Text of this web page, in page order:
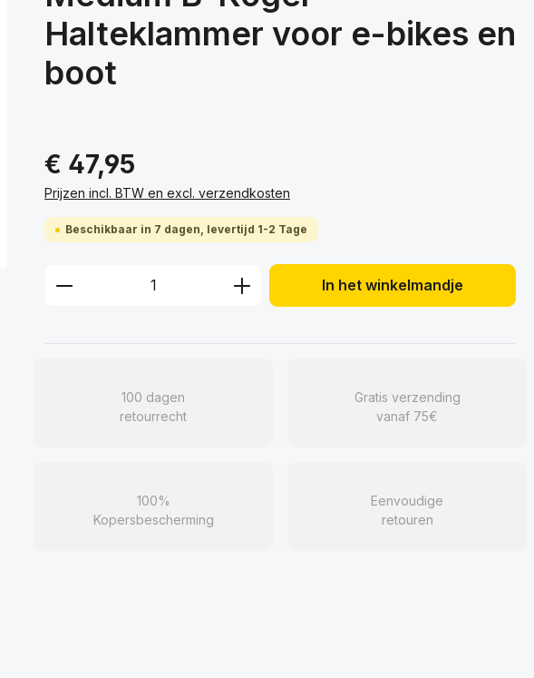
Halteklammer voor e-bikes en
boot
€ 47,95
Prijzen incl. BTW en excl. verzendkosten
Beschikbaar in 7 dagen, levertijd 1-2 Tage
Producthoeveelheid: Voer de gewenste
In het winkelmandje
100 dagen
retourrecht
Gratis verzending
vanaf 75€
100%
Kopersbescherming
Eenvoudige
retouren